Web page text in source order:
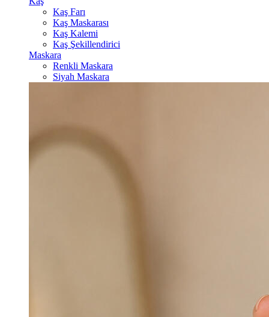
Kaş Farı
Kaş Maskarası
Kaş Kalemi
Kaş Şekillendirici
Maskara
Renkli Maskara
Siyah Maskara